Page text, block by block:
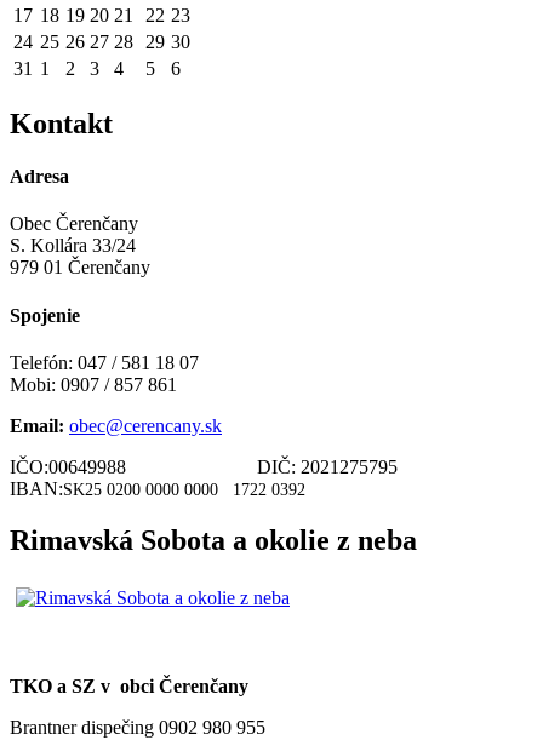
17 18 19 20 21 22 23
24 25 26 27 28 29 30
31 1 2 3 4 5 6
Kontakt
Adresa
Obec Čerenčany
S. Kollára 33/24
979 01 Čerenčany
Spojenie
Telefón: 047 / 581 18 07
Mobi: 0907 / 857 861
Email: obec@cerencany.sk
IČO:00649988 DIČ: 2021275795
IBAN:SK25 0200 0000 0000 1722 0392
Rimavská Sobota a okolie z neba
TKO a SZ v obci Čerenčany
Brantner dispečing 0902 980 955